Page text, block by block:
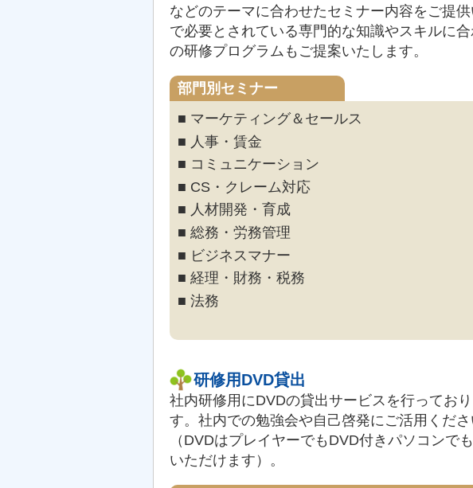
などのテーマに合わせたセミナー内容をご提
で必要とされている専門的な知識やスキルに
の研修プログラムもご提案いたします。
部門別セミナー
■ マーケティング＆セールス
■ 人事・賃金
■ コミュニケーション
■ CS・クレーム対応
■ 人材開発・育成
■ 総務・労務管理
■ ビジネスマナー
■ 経理・財務・税務
■ 法務
研修用DVD貸出
社内研修用にDVDの貸出サービスを行っており
す。社内での勉強会や自己啓発にご活用くださ
（DVDはプレイヤーでもDVD付きパソコンで
いただけます）。